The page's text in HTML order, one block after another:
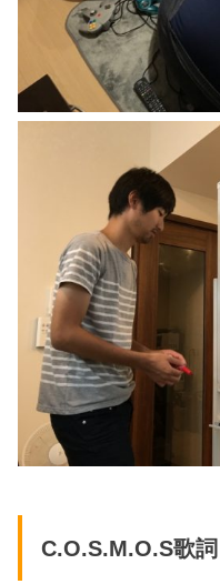
C.O.S.M.O.S歌詞